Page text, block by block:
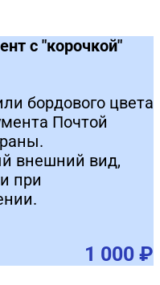
с "корочкой"
бордового цвета
Почтой
внешний вид,
при
1 000 ₽